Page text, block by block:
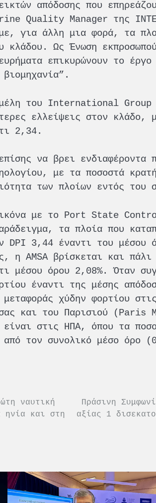
απόδοσης που
Quality Manager της
για άλλη μια φορά, τα
κλάδου. Ως Ένωση
επικυρώνουν το
του International
ελλείψεις στον κλάδο,
2,34.
να βρει ενδιαφέροντα
με τα ποσοστά
των πλοίων εντός του
με το Port State
τα πλοία που
DPI 3,44 έναντι του
η AMSA βρίσκεται και
μέσου όρου 2,08%. Όταν
έναντι της μέσης
χύδην φορτίου
και του Παρισιού (Paris
στις ΗΠΑ, όπου τα
από τον συνολικό μέσο όρο
ναυτική
ηνία και στη
Πράσινη
αξίας 1